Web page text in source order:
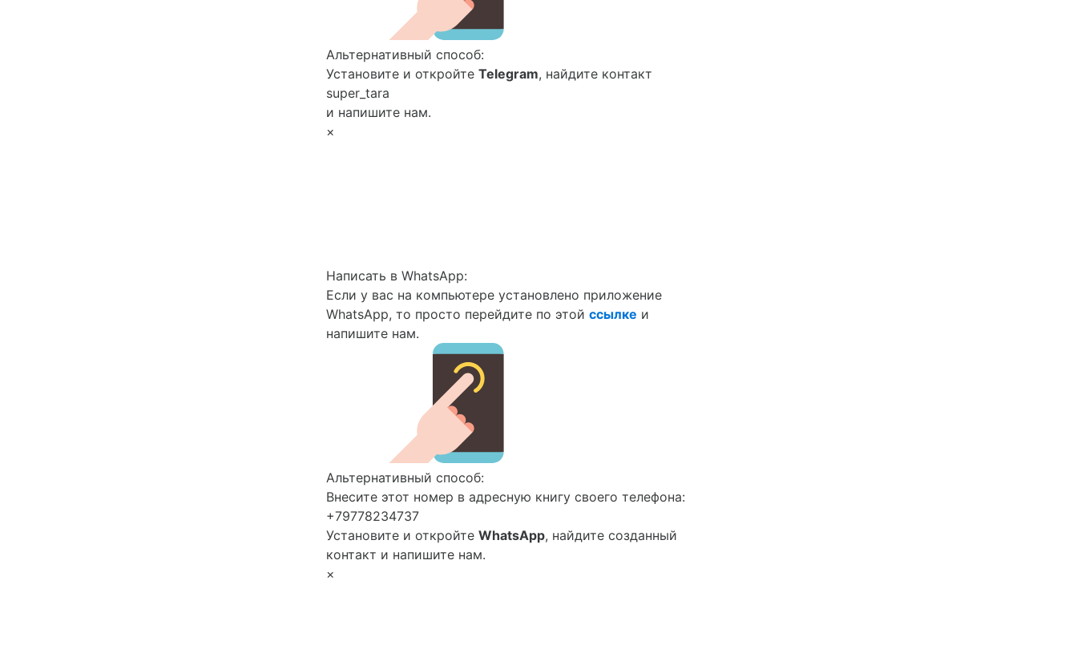
Альтернативный способ:
Установите и откройте Telegram, найдите контакт
super_tara
и напишите нам.
×
Написать в WhatsApp:
Если у вас на компьютере установлено приложение
WhatsApp, то просто перейдите по этой ссылке и
напишите нам.
Альтернативный способ:
Внесите этот номер в адресную книгу своего телефона:
+79778234737
Установите и откройте WhatsApp, найдите созданный
контакт и напишите нам.
×